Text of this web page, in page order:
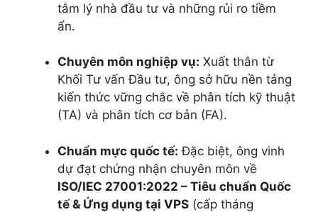
tâm lý nhà đầu tư và những rủi ro tiềm
ẩn.
Chuyên môn nghiệp vụ: Xuất thân từ
Khối Tư vấn Đầu tư, ông sở hữu nền tảng
kiến thức vững chắc về phân tích kỹ thuật
(TA) và phân tích cơ bản (FA).
Chuẩn mực quốc tế: Đặc biệt, ông vinh
dự đạt chứng nhận chuyên môn về
ISO/IEC 27001:2022 – Tiêu chuẩn Quốc
tế & Ứng dụng tại VPS (cấp tháng